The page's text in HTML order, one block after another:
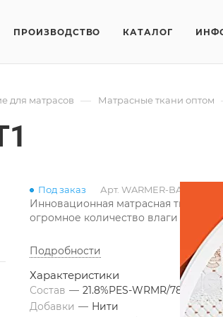
ПРОИЗВОДСТВО КАТАЛОГ
для матрасов — Матрасные ткани оптом
Под заказ Арт. WARMER-BANT1
Инновационная матрасная ткань
огромное количество влаги и
Подробности
Характеристики
Состав — 21.8%PES-WRMR/78.2%PES
Добавки — Нити